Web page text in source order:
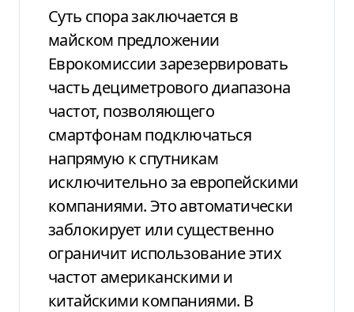
Суть спора заключается в
майском предложении
Еврокомиссии зарезервировать
часть дециметрового диапазона
частот, позволяющего
смартфонам подключаться
напрямую к спутникам
исключительно за европейскими
компаниями. Это автоматически
заблокирует или существенно
ограничит использование этих
частот американскими и
китайскими компаниями. В